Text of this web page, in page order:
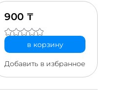
900 ₸
в корзину
Добавить в избранное